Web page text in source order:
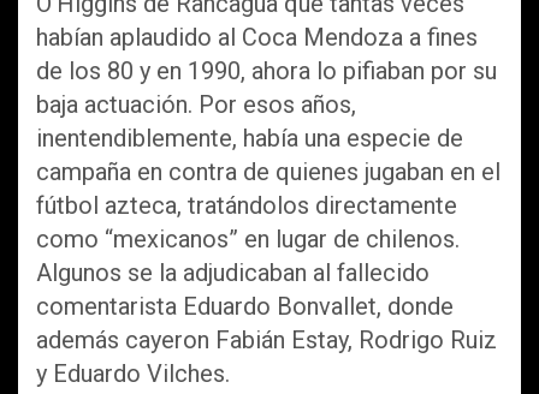
habían aplaudido al Coca Mendoza a fines
de los 80 y en 1990, ahora lo pifiaban por su
baja actuación. Por esos años,
inentendiblemente, había una especie de
campaña en contra de quienes jugaban en el
fútbol azteca, tratándolos directamente
como “mexicanos” en lugar de chilenos.
Algunos se la adjudicaban al fallecido
comentarista Eduardo Bonvallet, donde
además cayeron Fabián Estay, Rodrigo Ruiz
y Eduardo Vilches.